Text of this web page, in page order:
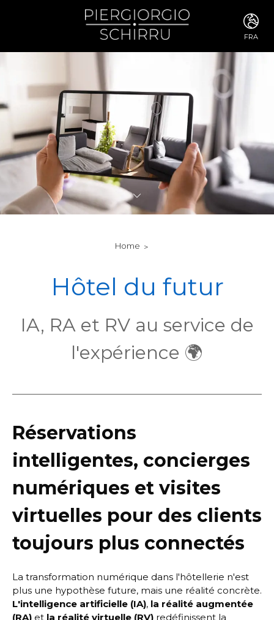
FRA
JPN
SVE
POR
ARA
DUT
Home
Hôtel du futur
IA, RA et RV au service de
l'expérience 🌍
Réservations
intelligentes, concierges
numériques et visites
virtuelles pour des clients
toujours plus connectés
La transformation numérique dans l'hôtellerie n'est
plus une hypothèse future, mais une réalité concrète.
L'intelligence artificielle (IA), la réalité augmentée
(RA) et la réalité virtuelle (RV) redéfinissent la